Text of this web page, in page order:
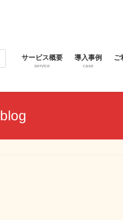
サービス概要
service
導入事例
case
ご
blog